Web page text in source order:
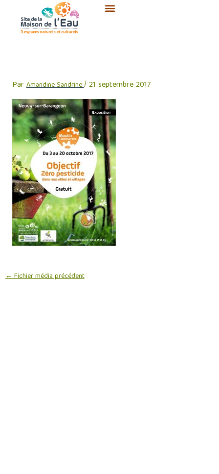
contenu
ParAmandine Sandrine/21 septembre 2017
←Fichier média précédent